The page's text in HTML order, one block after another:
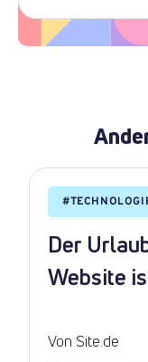
#
Der
Website
Von Site.de